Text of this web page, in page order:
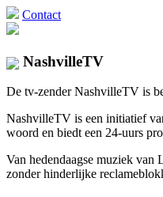
Contact
NashvilleTV
De tv-zender NashvilleTV is
NashvilleTV is een initiatief
woord en biedt een 24-uurs
Van hedendaagse muziek
zonder hinderlijke